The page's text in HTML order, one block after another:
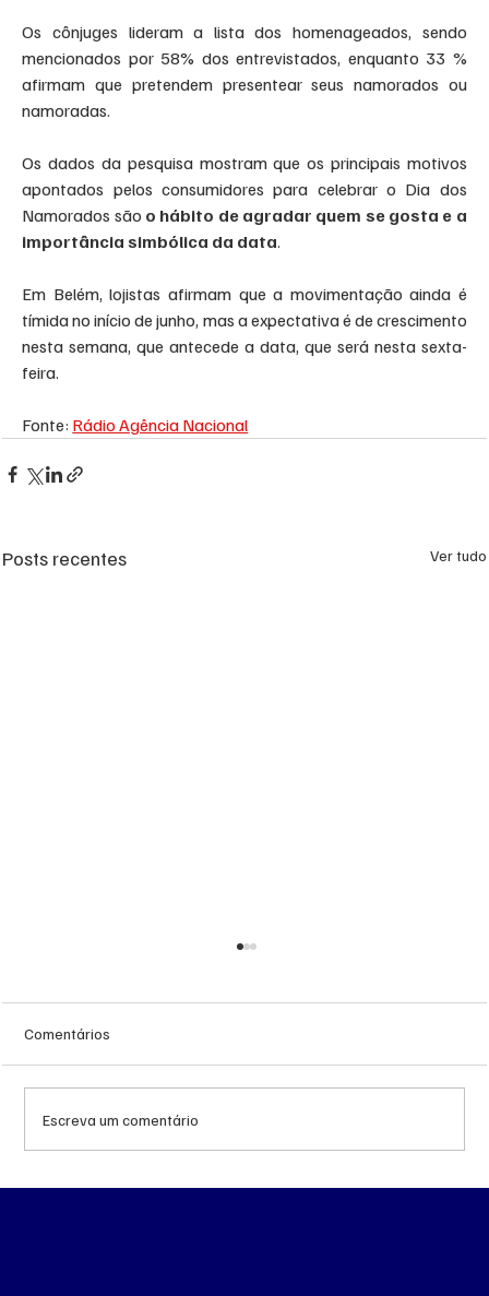
Os cônjuges lideram a lista dos homenageados, sendo
mencionados por 58% dos entrevistados, enquanto 33 %
afirmam que pretendem presentear seus namorados ou
namoradas.
Os dados da pesquisa mostram que os principais motivos
apontados pelos consumidores para celebrar o Dia dos
Namorados são o hábito de agradar quem se gosta e a
importância simbólica da data.
Em Belém, lojistas afirmam que a movimentação ainda é
tímida no início de junho, mas a expectativa é de crescimento
nesta semana, que antecede a data, que será nesta sexta-
feira.
Fonte: Rádio Agência Nacional
Posts recentes Ver tudo
Comentários
Escreva um comentário